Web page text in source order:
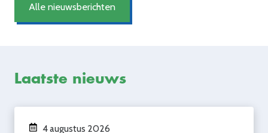
Alle nieuwsberichten
Laatste nieuws
4 augustus 2026